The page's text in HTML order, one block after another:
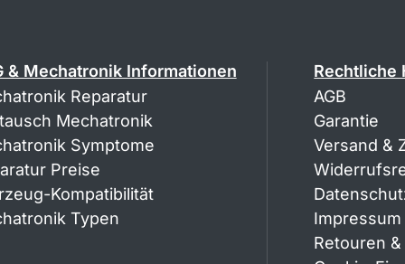
& Mechatronik Informationen
Reparatur
Mechatronik
Symptome
Preise
Kompatibilität
Typen
Rechtliche
AGB
Garantie
Versand &
Impressum
Retouren